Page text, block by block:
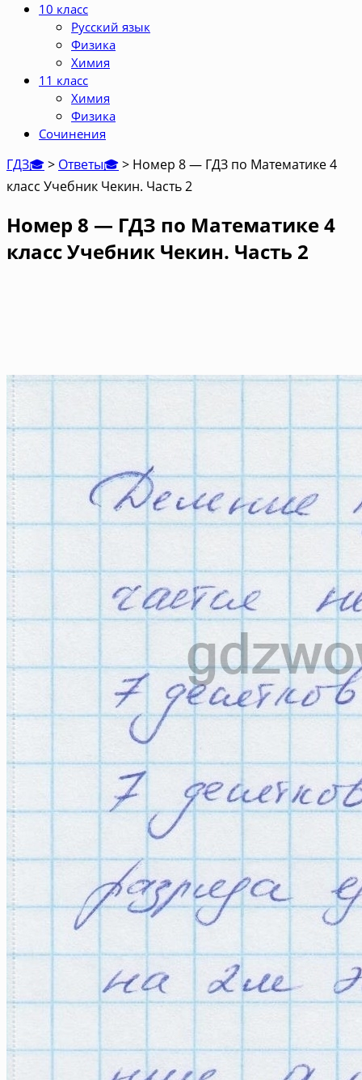
10 класс
Русский язык
Физика
Химия
11 класс
Химия
Физика
Сочинения
ГДЗ🎓> Ответы🎓> Номер 8 — ГДЗ по Математике 4
класс Учебник Чекин. Часть 2
Номер 8 — ГДЗ по Математике 4
класс Учебник Чекин. Часть 2